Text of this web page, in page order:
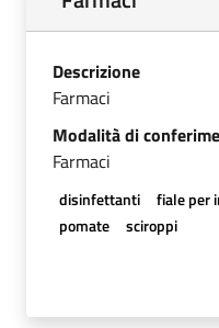
Descrizione
Farmaci
Modalità di
Farmaci
disinfettanti fiale per
pomate
sciroppi